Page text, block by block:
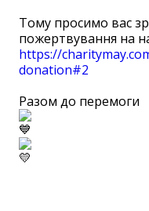
Тому просимо вас
пожертвування на
https://
donation#2
Разом до перемоги